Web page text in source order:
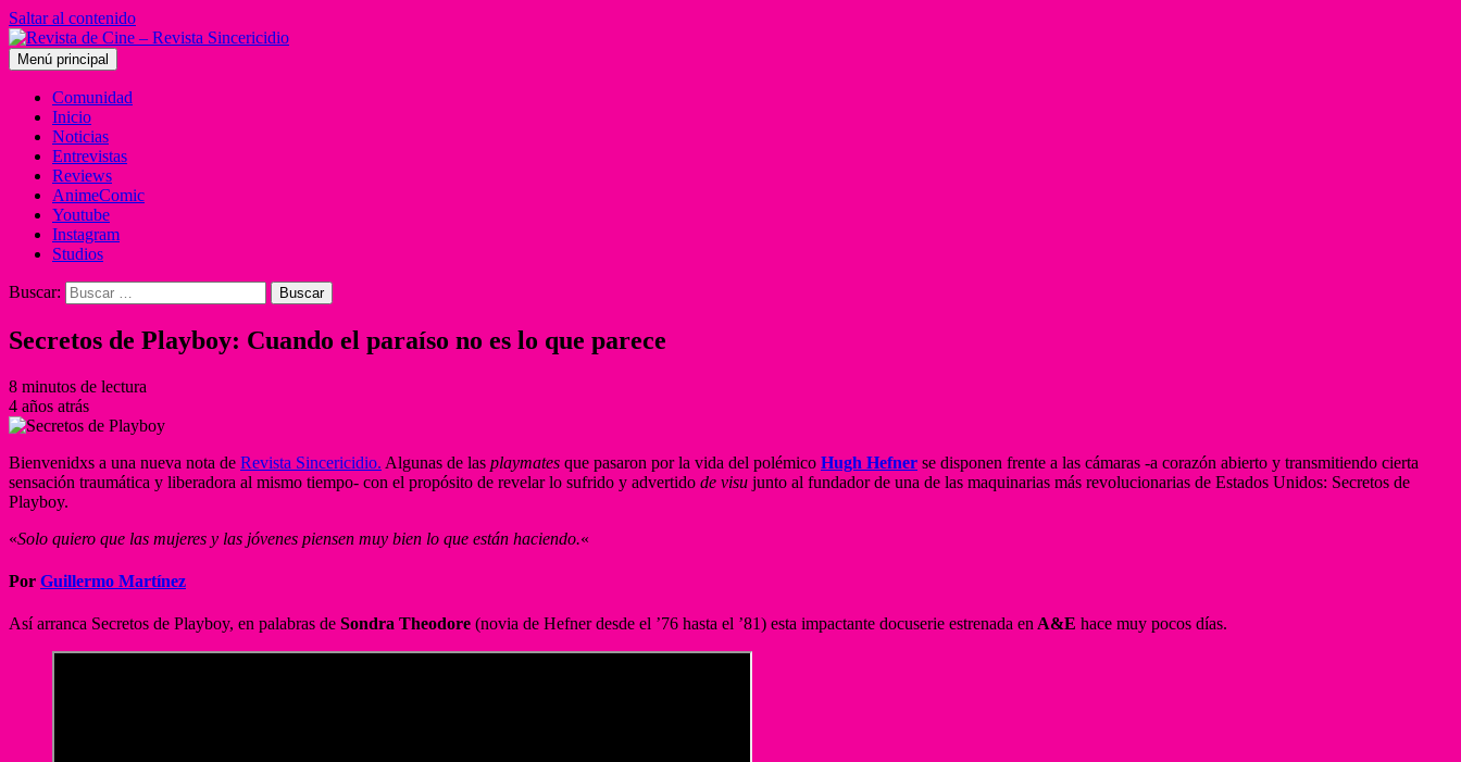
Saltar al contenido
Menú principal
Comunidad
Inicio
Noticias
Entrevistas
Reviews
AnimeComic
Youtube
Instagram
Studios
Buscar:
Secretos de Playboy: Cuando el paraíso no es lo que parece
8 minutos de lectura
4 años atrás
Bienvenidxs a una nueva nota de Revista Sincericidio. Algunas de las playmates que pasaron por la vida del polémico Hugh Hefner se disponen frente a las cámaras -a corazón abierto y transmitiendo cierta
sensación traumática y liberadora al mismo tiempo- con el propósito de revelar lo sufrido y advertido de visu junto al fundador de una de las maquinarias más revolucionarias de Estados Unidos: Secretos de
Playboy.
«Solo quiero que las mujeres y las jóvenes piensen muy bien lo que están haciendo.«
Por Guillermo Martínez
Así arranca Secretos de Playboy, en palabras de Sondra Theodore (novia de Hefner desde el ’76 hasta el ’81) esta impactante docuserie estrenada en A&E hace muy pocos días.